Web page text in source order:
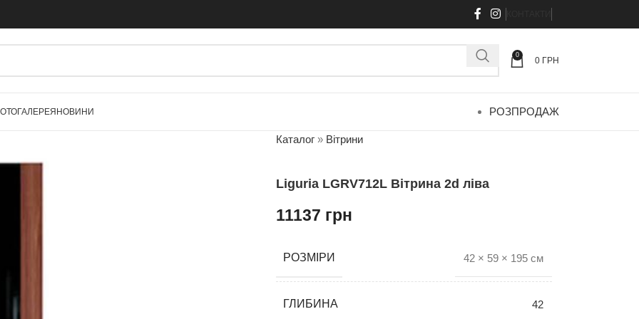
0
0 ГРН
НОВИНИ РОЗПРОДАЖ
Каталог» Вітрини
Liguria LGRV712L Вітрина 2d ліва
11137 грн
РОЗМІРИ 42 × 59 × 195 см
ГЛИБИНА 42